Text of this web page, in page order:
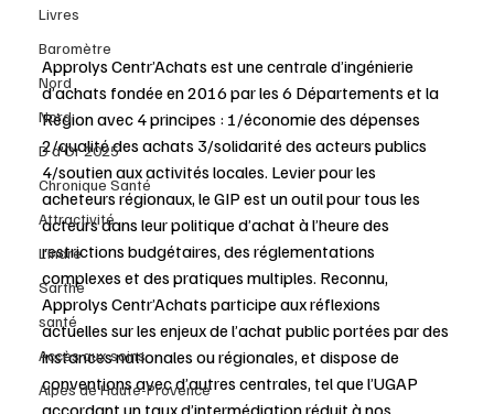
Livres
Baromètre
Nord
Nord
D d'Or 2025
Chronique Santé
Attractivité
L'Indre
Sarthe
santé
Accès aux soins
Alpes de Haute-Provence
Approlys Centr’Achats est une centrale d’ingénierie
d’achats fondée en 2016 par les 6 Départements et la
Région avec 4 principes : 1/économie des dépenses
2/qualité des achats 3/solidarité des acteurs publics
4/soutien aux activités locales. Levier pour les
acheteurs régionaux, le GIP est un outil pour tous les
acteurs dans leur politique d’achat à l’heure des
restrictions budgétaires, des réglementations
complexes et des pratiques multiples. Reconnu,
Approlys Centr’Achats participe aux réflexions
actuelles sur les enjeux de l’achat public portées par des
instances nationales ou régionales, et dispose de
conventions avec d’autres centrales, tel que l’UGAP
accordant un taux d’intermédiation réduit à nos